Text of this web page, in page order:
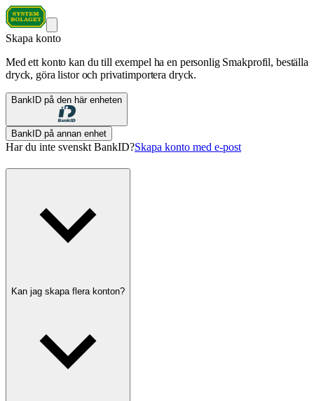
Skapa konto
Med ett konto kan du till exempel ha en personlig Smakprofil, beställa
dryck, göra listor och privatimportera dryck.
BankID på den här enheten
BankID på annan enhet
Har du inte svenskt BankID?Skapa konto med e-post
Kan jag skapa flera konton?